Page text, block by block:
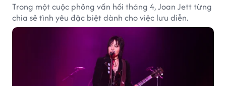
Trong một cuộc phỏng vấn hồi tháng 4, Joan Jett từng
chia sẻ tình yêu đặc biệt dành cho việc lưu diễn.